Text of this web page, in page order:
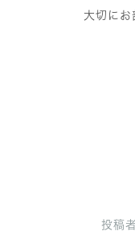
大切にお部
投稿